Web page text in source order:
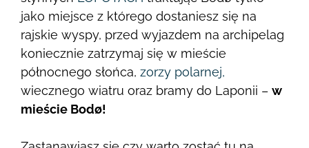
jako miejsce z którego dostaniesz się na
rajskie wyspy, przed wyjazdem na archipelag
koniecznie zatrzymaj się w mieście
północnego słońca, zorzy polarnej,
wiecznego wiatru oraz bramy do Laponii – w
mieście Bodø!